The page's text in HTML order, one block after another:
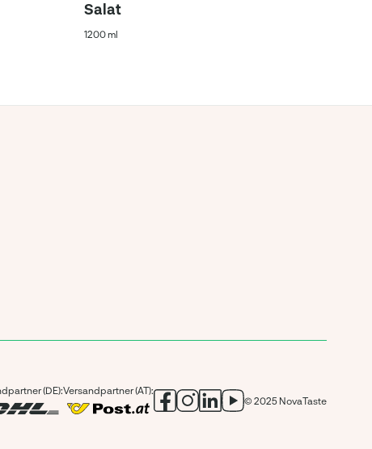
Salat
1200 ml
(DE):Versandpartner (AT):
© 2025 NovaTaste